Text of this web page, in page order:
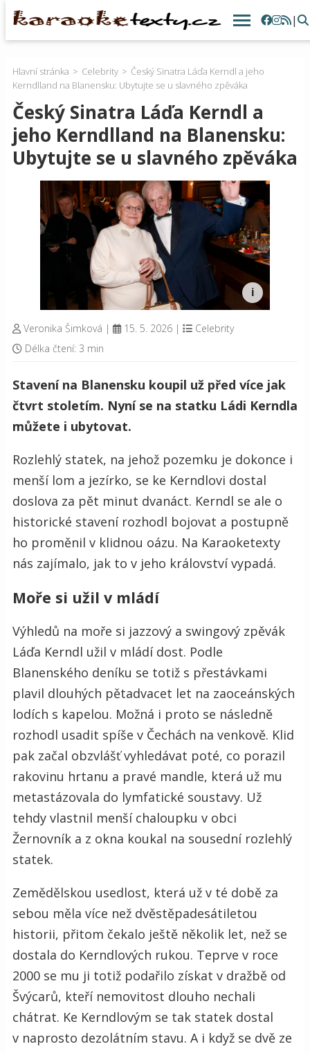
|
Hlavní stránka Celebrity
Český Sinatra Láďa Kerndl a jeho
Kerndlland na Blanensku: Ubytujte se u slavného zpěváka
Český Sinatra Láďa Kerndl a
jeho Kerndlland na Blanensku:
Ubytujte se u slavného zpěváka
Veronika Šimková | 15. 5. 2026 |
Celebrity
Délka čtení: 3 min
Stavení na Blanensku koupil už před více jak
čtvrt stoletím. Nyní se na statku Ládi Kerndla
můžete i ubytovat.
Rozlehlý statek, na jehož pozemku je dokonce i
menší lom a jezírko, se ke Kerndlovi dostal
doslova za pět minut dvanáct. Kerndl se ale o
historické stavení rozhodl bojovat a postupně
ho proměnil v klidnou oázu. Na Karaoketexty
nás zajímalo, jak to v jeho království vypadá.
Moře si užil v mládí
Výhledů na moře si jazzový a swingový zpěvák
Láďa Kerndl užil v mládí dost. Podle
Blanenského deníku se totiž s přestávkami
plavil dlouhých pětadvacet let na zaoceánských
lodích s kapelou. Možná i proto se následně
rozhodl usadit spíše v Čechách na venkově. Klid
pak začal obzvlášť vyhledávat poté, co porazil
rakovinu hrtanu a pravé mandle, která už mu
metastázovala do lymfatické soustavy. Už
tehdy vlastnil menší chaloupku v obci
Žernovník a z okna koukal na sousední rozlehlý
statek.
Zemědělskou usedlost, která už v té době za
sebou měla více než dvěstěpadesátiletou
historii, přitom čekalo ještě několik let, než se
dostala do Kerndlových rukou. Teprve v roce
2000 se mu ji totiž podařilo získat v dražbě od
Švýcarů, kteří nemovitost dlouho nechali
chátrat. Ke Kerndlovým se tak statek dostal
v naprosto dezolátním stavu. A i když se dvě ze